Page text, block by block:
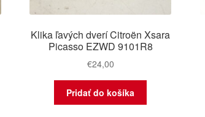
Klika ľavých dverí Citroën Xsara
Picasso EZWD 9101R8
€24,00
Pridať do košíka